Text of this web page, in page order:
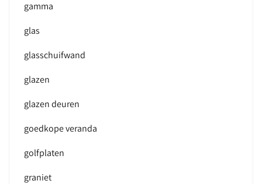
gamma
glas
glasschuifwand
glazen
glazen deuren
goedkope veranda
golfplaten
graniet